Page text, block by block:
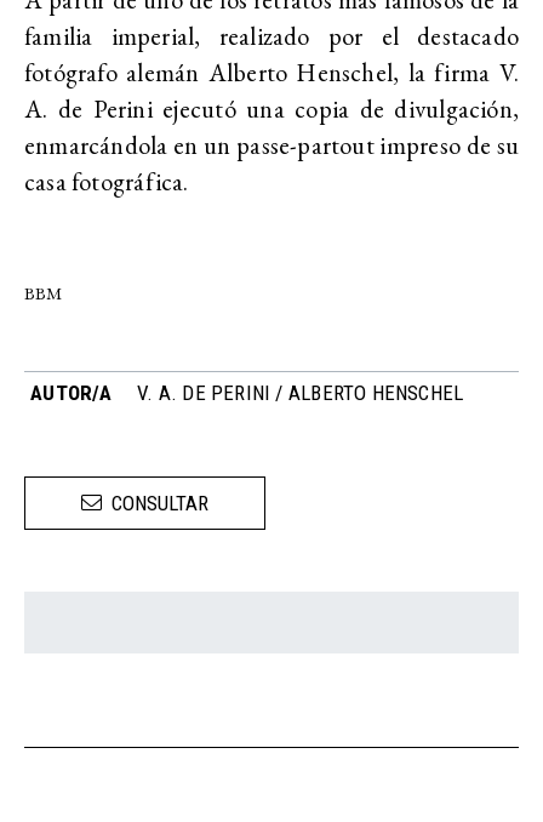
familia imperial, realizado por el destacado
fotógrafo alemán Alberto Henschel, la firma V.
A. de Perini ejecutó una copia de divulgación,
enmarcándola en un passe-partout impreso de su
casa fotográfica.
BBM
AUTOR/A V. A. DE PERINI / ALBERTO HENSCHEL
CONSULTAR